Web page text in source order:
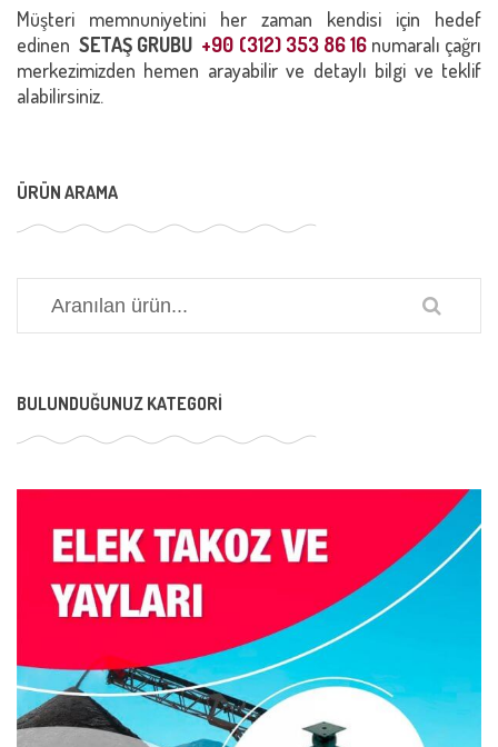
Müşteri memnuniyetini her zaman kendisi için hedef
edinenSETAŞ GRUBU +90 (312) 353 86 16numaralı çağrı
merkezimizden hemen arayabilir ve detaylı bilgi ve teklif
alabilirsiniz.
ÜRÜN ARAMA
BULUNDUĞUNUZ KATEGORI